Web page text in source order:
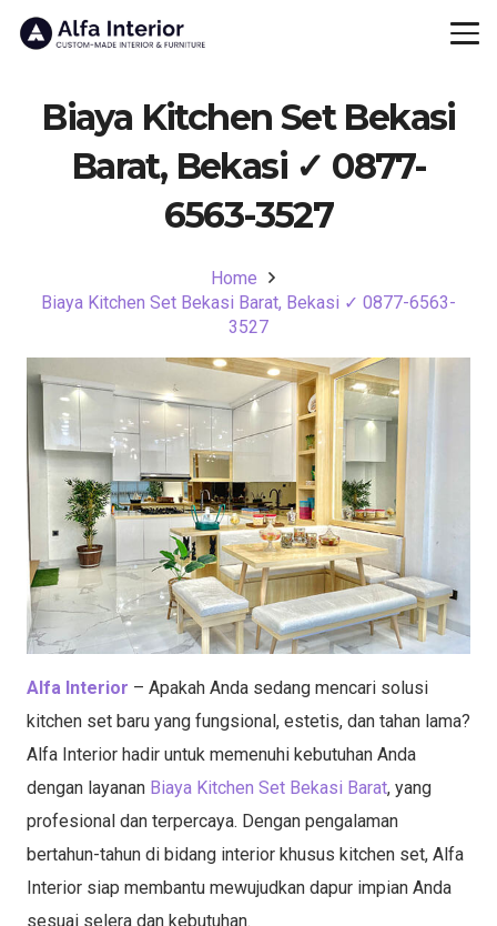
Biaya Kitchen Set Bekasi
Barat, Bekasi ✓ 0877-
6563-3527
Home
Biaya Kitchen Set Bekasi Barat, Bekasi ✓ 0877-6563-
3527
Alfa Interior – Apakah Anda sedang mencari solusi
kitchen set baru yang fungsional, estetis, dan tahan lama?
Alfa Interior hadir untuk memenuhi kebutuhan Anda
dengan layanan Biaya Kitchen Set Bekasi Barat, yang
profesional dan terpercaya. Dengan pengalaman
bertahun-tahun di bidang interior khusus kitchen set, Alfa
Interior siap membantu mewujudkan dapur impian Anda
sesuai selera dan kebutuhan.